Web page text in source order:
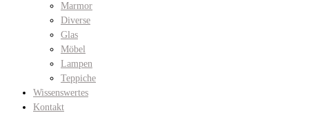
Marmor
Diverse
Glas
Möbel
Lampen
Teppiche
Wissenswertes
Kontakt